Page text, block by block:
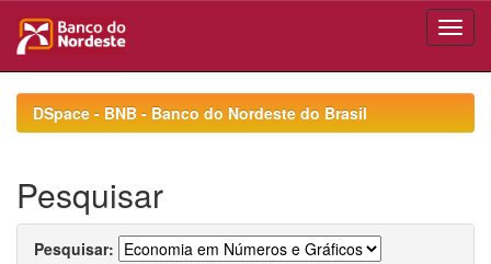
navigationDSpace - BNB - Banco do Nordeste do Brasil
Pesquisar
Pesquisar: